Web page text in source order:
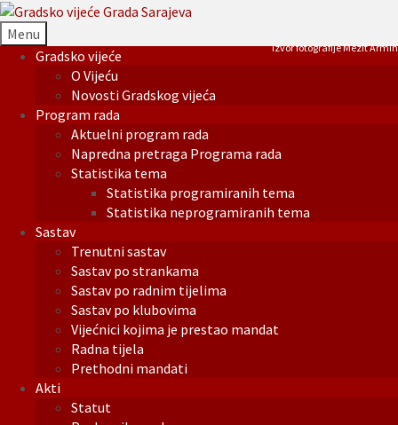
Menu
Gradsko vijeće
O Vijeću
Novosti Gradskog vijeća
Program rada
Aktuelni program rada
Napredna pretraga Programa rada
Statistika tema
Statistika programiranih tema
Statistika neprogramiranih tema
Sastav
Trenutni sastav
Sastav po strankama
Sastav po radnim tijelima
Sastav po klubovima
Vijećnici kojima je prestao mandat
Radna tijela
Prethodni mandati
Akti
Statut
Izvor fotografije Mezit Armin